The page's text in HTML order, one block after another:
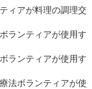
ィアが料理の調理交
ランティアが使用す
ランティアが使用す
法ボランティアが使